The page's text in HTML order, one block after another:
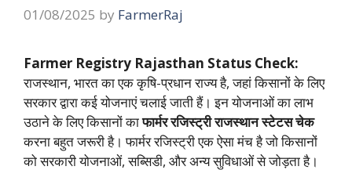
01/08/2025 by FarmerRaj
Farmer Registry Rajasthan Status Check:
राजस्थान, भारत का एक कृषि-प्रधान राज्य है, जहां किसानों के लिए
सरकार द्वारा कई योजनाएं चलाई जाती हैं। इन योजनाओं का लाभ
उठाने के लिए किसानों काफार्मर रजिस्ट्री राजस्थान स्टेटस चेक
करना बहुत जरूरी है। फार्मर रजिस्ट्री एक ऐसा मंच है जो किसानों
को सरकारी योजनाओं, सब्सिडी, और अन्य सुविधाओं से जोड़ता है।